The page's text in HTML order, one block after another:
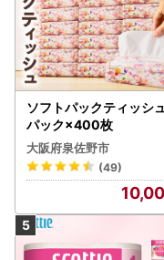
ソフトパックティッシ
パック×400枚
大阪府泉佐野市
(49)